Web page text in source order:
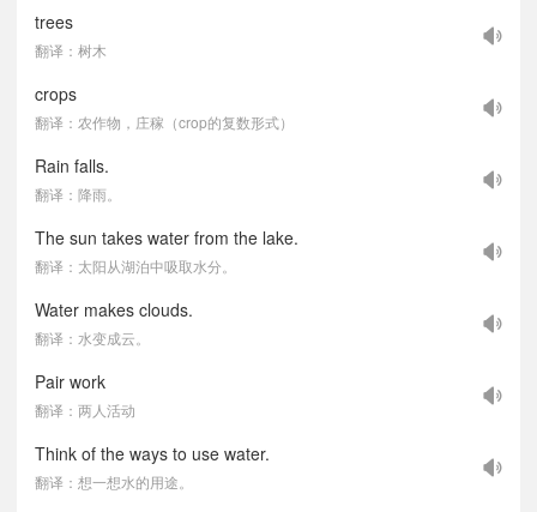
trees
翻译：树木
crops
翻译：农作物，庄稼（crop的复数形式）
Rain falls.
翻译：降雨。
The sun takes water from the lake.
翻译：太阳从湖泊中吸取水分。
Water makes clouds.
翻译：水变成云。
Pair work
翻译：两人活动
Think of the ways to use water.
翻译：想一想水的用途。